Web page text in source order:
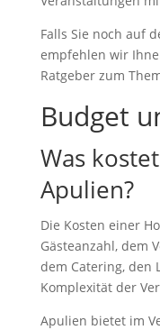
Falls Sie noch auf
empfehlen wir
Ratgeber zum
Budget
Was
Apulien?
Die Kosten einer
Gästeanzahl, dem
dem Catering, den
Komplexität der
Apulien bietet im